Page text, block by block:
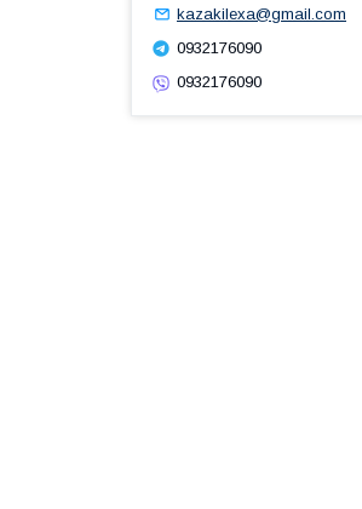
kazakilexa@gmail.com
0932176090
0932176090